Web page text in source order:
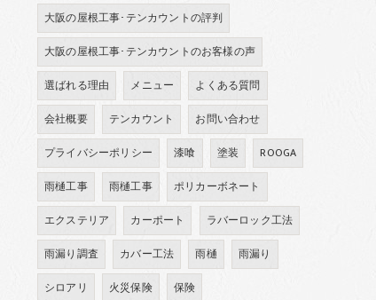
大阪の屋根工事･テンカウントの評判
大阪の屋根工事･テンカウントのお客様の声
選ばれる理由
メニュー
よくある質問
会社概要
テンカウント
お問い合わせ
プライバシーポリシー
漆喰 塗装
ROOGA
雨樋工事
雨樋工事
ポリカーボネート
エクステリア
カーポート
ラバーロック工法
雨漏り調査
カバー工法 雨樋
雨漏り
シロアリ
火災保険
保険